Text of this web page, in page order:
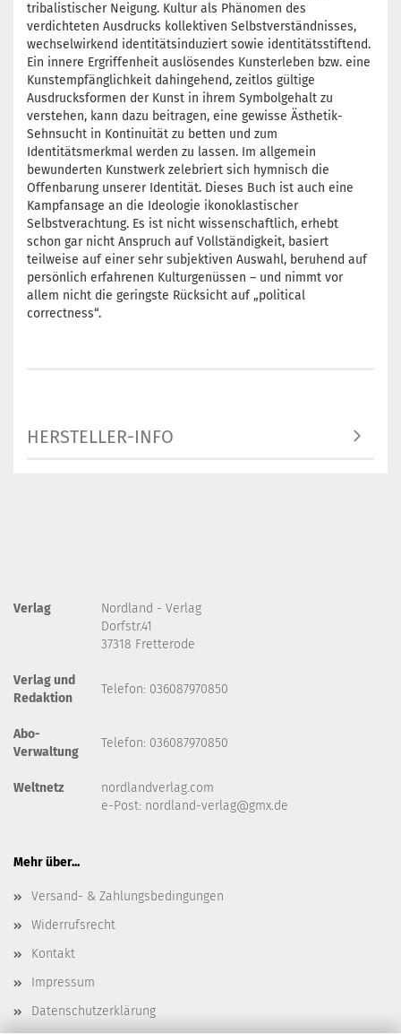
tribalistischer Neigung. Kultur als Phänomen des
verdichteten Ausdrucks kollektiven Selbstverständnisses,
wechselwirkend identitätsinduziert sowie identitätsstiftend.
Ein innere Ergriffenheit auslösendes Kunsterleben bzw. eine
Kunstempfänglichkeit dahingehend, zeitlos gültige
Ausdrucksformen der Kunst in ihrem Symbolgehalt zu
verstehen, kann dazu beitragen, eine gewisse Ästhetik-
Sehnsucht in Kontinuität zu betten und zum
Identitätsmerkmal werden zu lassen. Im allgemein
bewunderten Kunstwerk zelebriert sich hymnisch die
Offenbarung unserer Identität. Dieses Buch ist auch eine
Kampfansage an die Ideologie ikonoklastischer
Selbstverachtung. Es ist nicht wissenschaftlich, erhebt
schon gar nicht Anspruch auf Vollständigkeit, basiert
teilweise auf einer sehr subjektiven Auswahl, beruhend auf
persönlich erfahrenen Kulturgenüssen – und nimmt vor
allem nicht die geringste Rücksicht auf „political
correctness“.
HERSTELLER-INFO
Verlag
Nordland - Verlag
Dorfstr.41
37318 Fretterode
Verlag und
Redaktion
Telefon: 036087970850
Abo-
Verwaltung
Telefon: 036087970850
Weltnetz
nordlandverlag.com
e-Post: nordland-verlag@gmx.de
Mehr über...
Versand- & Zahlungsbedingungen
Widerrufsrecht
Kontakt
Impressum
Datenschutzerklärung